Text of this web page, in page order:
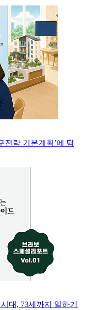
전략 기본계획’에 담
대, 73세까지 일하기